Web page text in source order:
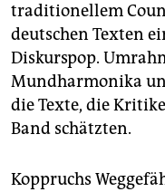
traditionellem
deutschen Texten
Diskurspop.
Mundharmonika
die Texte, die
Band schätzten.
Koppruchs